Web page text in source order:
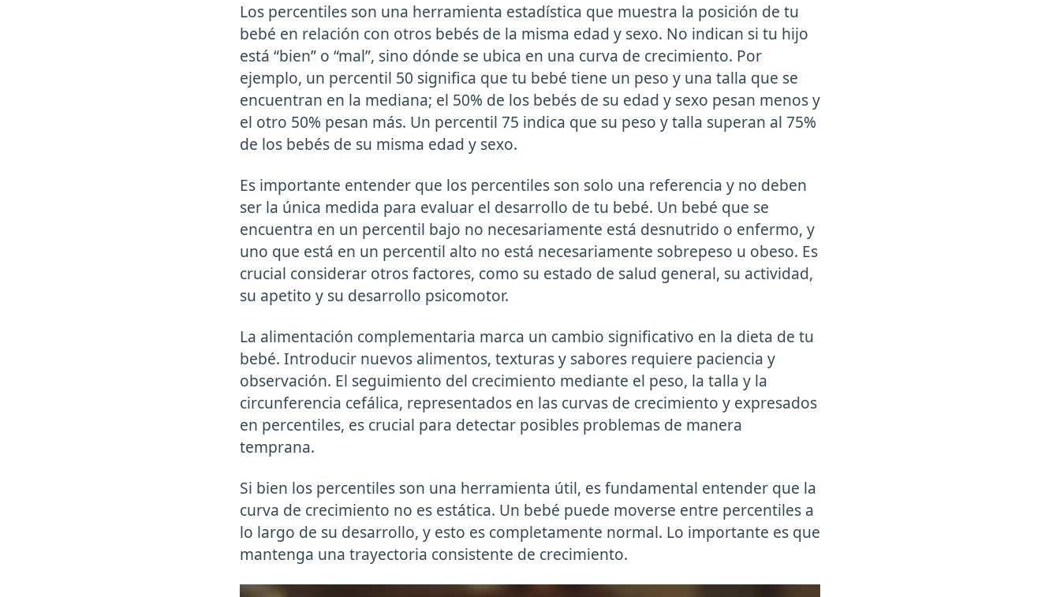
Los percentiles son una herramienta estadística que muestra la posición de tu
bebé en relación con otros bebés de la misma edad y sexo. No indican si tu hijo
está “bien” o “mal”, sino dónde se ubica en una curva de crecimiento. Por
ejemplo, un percentil 50 significa que tu bebé tiene un peso y una talla que se
encuentran en la mediana; el 50% de los bebés de su edad y sexo pesan menos y
el otro 50% pesan más. Un percentil 75 indica que su peso y talla superan al 75%
de los bebés de su misma edad y sexo.
Es importante entender que los percentiles son solo una referencia y no deben
ser la única medida para evaluar el desarrollo de tu bebé. Un bebé que se
encuentra en un percentil bajo no necesariamente está desnutrido o enfermo, y
uno que está en un percentil alto no está necesariamente sobrepeso u obeso. Es
crucial considerar otros factores, como su estado de salud general, su actividad,
su apetito y su desarrollo psicomotor.
La alimentación complementaria marca un cambio significativo en la dieta de tu
bebé. Introducir nuevos alimentos, texturas y sabores requiere paciencia y
observación. El seguimiento del crecimiento mediante el peso, la talla y la
circunferencia cefálica, representados en las curvas de crecimiento y expresados
en percentiles, es crucial para detectar posibles problemas de manera
temprana.
Si bien los percentiles son una herramienta útil, es fundamental entender que la
curva de crecimiento no es estática. Un bebé puede moverse entre percentiles a
lo largo de su desarrollo, y esto es completamente normal. Lo importante es que
mantenga una trayectoria consistente de crecimiento.